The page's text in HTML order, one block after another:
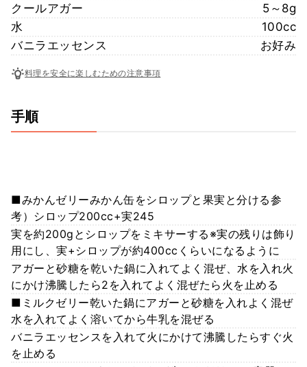
クールアガー
5～8g
水
100cc
バニラエッセンス
お好み
料理を安全に楽しむための注意事項
手順
■みかんゼリーみかん缶をシロップと果実と分ける参
考）シロップ200cc+実245
実を約200gとシロップをミキサーする※実の残りは飾り
用にし、実+シロップが約400ccくらいになるように
アガーと砂糖を乾いた鍋に入れてよく混ぜ、水を入れ火
にかけ沸騰したら2を入れてよく混ぜたら火を止める
■ミルクゼリー乾いた鍋にアガーと砂糖を入れよく混ぜ
水を入れてよく溶いてから牛乳を混ぜる
バニラエッセンスを入れて火にかけて沸騰したらすぐ火
を止める